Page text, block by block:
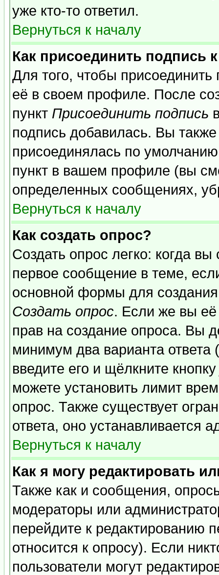
уже кто-то ответил.
Вернуться к началу
Как присоединить подпись
Для того, чтобы
её в своем профиле. После
пункт Присоединить подпись
подпись добавилась. Вы
присоединялась по
пункт в вашем профиле (вы
определенных сообщениях,
Вернуться к началу
Как создать опрос?
Создать опрос легко: когда
первое сообщение в теме,
основной формы для
Создать опрос. Если же вы её
прав на создание опроса. Вы
минимум два варианта ответа
введите его и щёлкните
можете установить лимит
опрос. Также существует
ответа, оно устанавливается
Вернуться к началу
Как я могу редактировать
Также как и сообщения,
модераторы или
перейдите к редактированию
относится к опросу). Если
пользователи могут